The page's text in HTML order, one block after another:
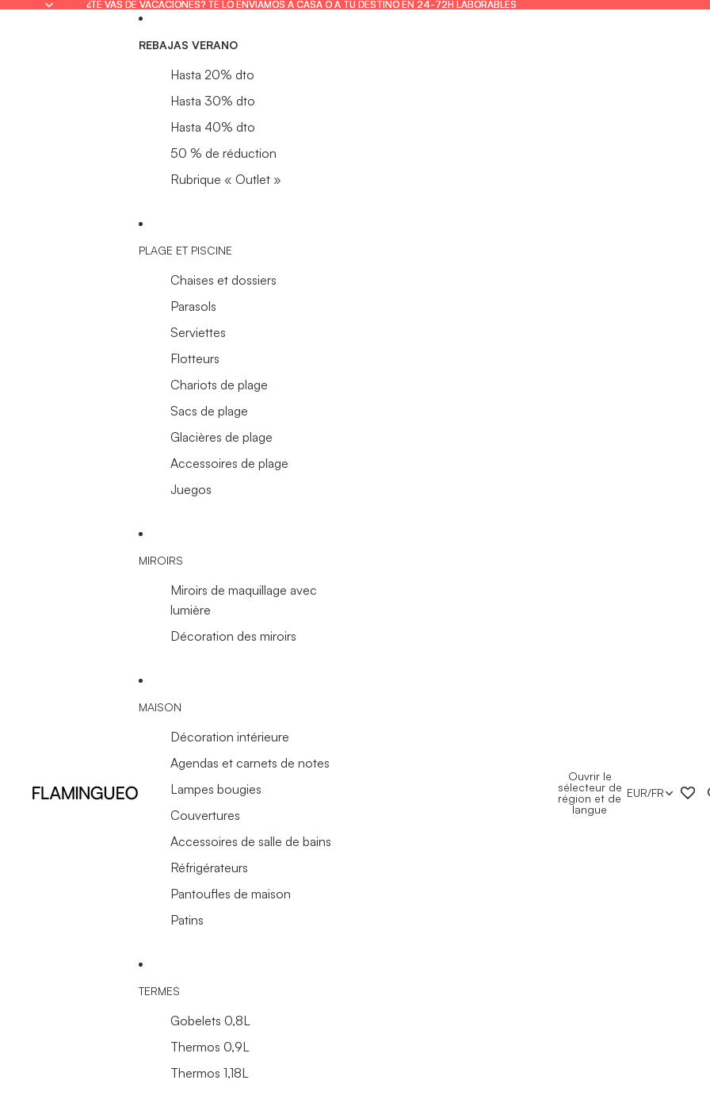
¿TE VAS DE VACACIONES? TE LO ENVIAMOS A CASA O A TU DESTINO EN 24-72H LABORABLES
¿TE VAS DE VACACIONES? TE LO ENVIAMOS A CASA O A TU DESTINO EN 24-72H LABORABLES
REBAJAS VERANO
Hasta 20% dto
Hasta 30% dto
Hasta 40% dto
50 % de réduction
Rubrique « Outlet »
PLAGE ET PISCINE
Chaises et dossiers
Parasols
Serviettes
Flotteurs
Chariots de plage
Sacs de plage
Glacières de plage
Accessoires de plage
Juegos
MIROIRS
Miroirs de maquillage avec
lumière
Décoration des miroirs
MAISON
Décoration intérieure
Agendas et carnets de notes
Lampes bougies
Couvertures
Accessoires de salle de bains
Réfrigérateurs
Pantoufles de maison
Patins
TERMES
Gobelets 0,8L
Thermos 0,9L
Thermos 1,18L
Ouvrir le
sélecteur de
région et de
langue
EUR/FR